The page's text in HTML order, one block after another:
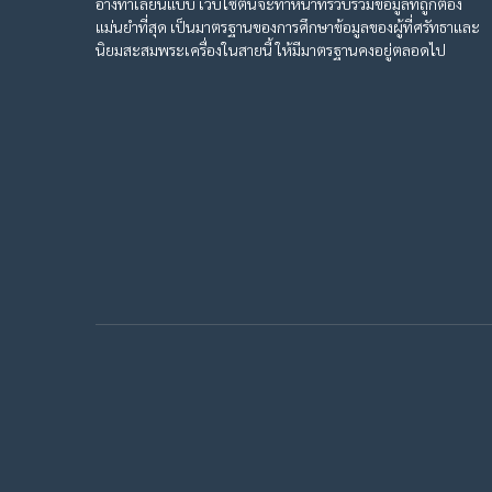
แม่นยำที่สุด เป็นมาตรฐานของการศึกษาข้อมูลของผู้ที่ศรัทธาและ
นิยมสะสมพระเครื่องในสายนี้ ให้มีมาตรฐานคงอยู่ตลอดไป